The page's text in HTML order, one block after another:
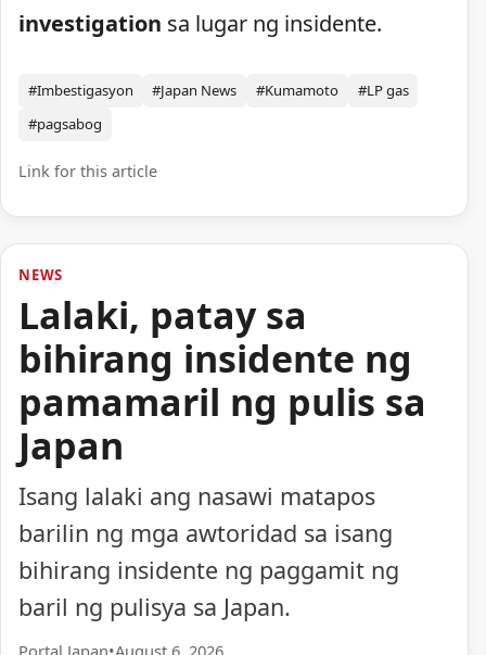
investigation sa lugar ng insidente.
#Imbestigasyon #Japan News #Kumamoto
#LP gas
#pagsabog
Link for this article
NEWS
Lalaki, patay sa
bihirang insidente ng
pamamaril ng pulis sa
Japan
Isang lalaki ang nasawi matapos
barilin ng mga awtoridad sa isang
bihirang insidente ng paggamit ng
baril ng pulisya sa Japan.